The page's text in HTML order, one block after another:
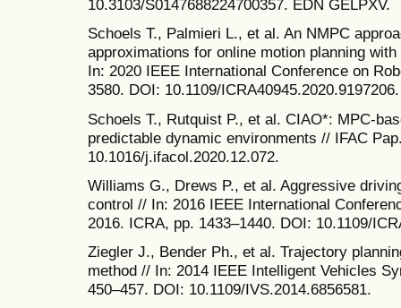
10.3103/S0147688224700357. EDN GELPXV.
Schoels T., Palmieri L., et al. An NMPC
approximations for online motion planning
In: 2020 IEEE International Conference on
3580. DOI: 10.1109/ICRA40945.2020.9197206.
Schoels T., Rutquist P., et al. CIAO*: MPC-
predictable dynamic environments // IFAC
10.1016/j.ifacol.2020.12.072.
Williams G., Drews P., et al. Aggressive
control // In: 2016 IEEE International
2016. ICRA, pp. 1433–1440. DOI: 10.1109/
Ziegler J., Bender Ph., et al. Trajectory
method // In: 2014 IEEE Intelligent Vehicles
450–457. DOI: 10.1109/IVS.2014.6856581.